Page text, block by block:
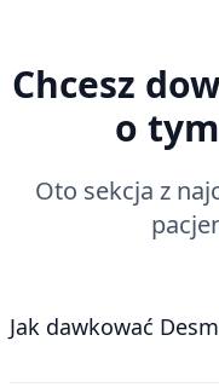
Chcesz
o
Oto sekcja z
Jak dawkować